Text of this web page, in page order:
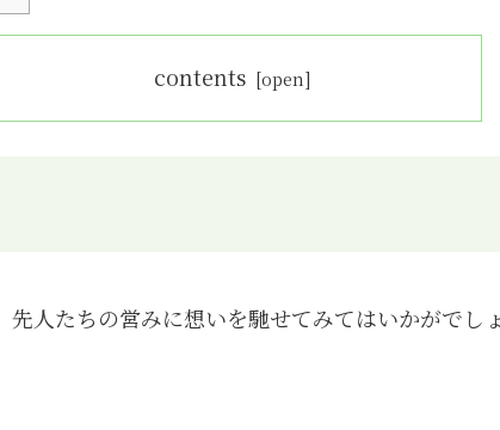
contents
人たちの営みに想いを馳せてみてはいかがでし